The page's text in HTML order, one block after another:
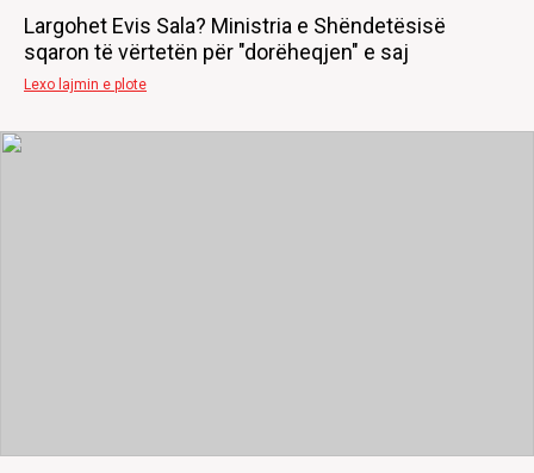
Largohet Evis Sala? Ministria e Shëndetësisë
sqaron të vërtetën për "dorëheqjen" e saj
Lexo lajmin e plote